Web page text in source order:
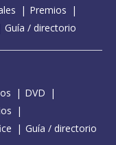
Premios
Guía / directorio
DVD
Guía / directorio